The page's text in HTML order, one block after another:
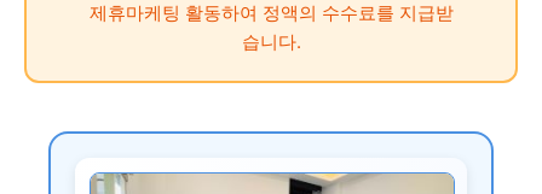
제휴마케팅 활동하여 정액의 수수료를 지급받
습니다.